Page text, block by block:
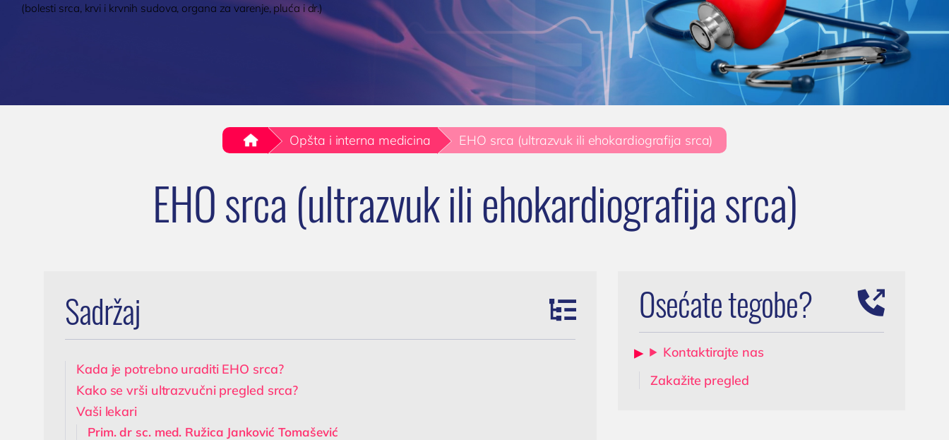
polno prenosivih
Lečenje prostate
zamena katetera u
Nišu
IMUNOLOGIJA
Pregled imunologa
Tromesečna
transformacija: Od
trajnog zdravlja
OPŠTA I INTERNA MEDICINA
OPŠTA MEDICINA
Lekar opšte prakse
KARDIOLOGIJA
Kardiolog
EHO srca (ultrazvuk ili ehokardiografija
Holter EKG
Dečija kardiologija
ULTRAZVUK
Ultrazvuk štitne žlezde
Ultrazvuk srca
Ultrazvuk dojki
Ultrazvuk skrotuma
(testisa)
vrata
Dopler krvnih sudova
Laboratorija
Kliknite za poziv
(018) 572-795

Kliknite za poziv
Poliklinika i laboratorija Bocokić
(018) 572-795
kontakt@privatnaklinika.rs
Nikoletine Bursaća 8, 18000 Niš,
(bolesti srca, krvi i krvnih sudova, organa za varenje, pluća i dr.)
Opšta i interna medicina EHO srca (ultrazvuk ili ehokardiografija srca)
EHO srca (ultrazvuk ili ehokardiografija srca)
Sadržaj
Kada je potrebno uraditi EHO srca?
Kako se vrši ultrazvučni pregled srca?
Vaši lekari
Prim. dr sc. med. Ružica Janković Tomašević
Osećate tegobe?
Kontaktirajte nas
Zakažite pregled